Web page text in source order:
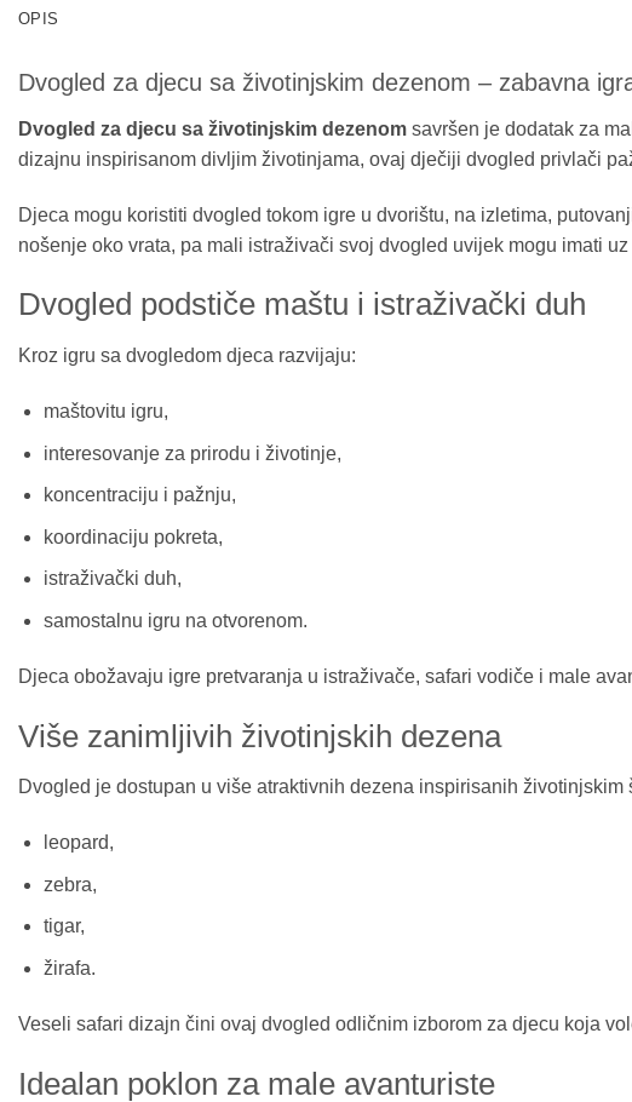
OPIS
Dvogled za djecu sa životinjskim dezenom – zabavna
Dvogled za djecu sa životinjskim dezenom savršen je dodatak za
dizajnu inspirisanom divljim životinjama, ovaj dječiji dvogled privlači
Djeca mogu koristiti dvogled tokom igre u dvorištu, na izletima,
nošenje oko vrata, pa mali istraživači svoj dvogled uvijek mogu imati uz
Dvogled podstiče maštu i istraživački duh
Kroz igru sa dvogledom djeca razvijaju:
maštovitu igru,
interesovanje za prirodu i životinje,
koncentraciju i pažnju,
koordinaciju pokreta,
istraživački duh,
samostalnu igru na otvorenom.
Djeca obožavaju igre pretvaranja u istraživače, safari vodiče i male
Više zanimljivih životinjskih dezena
Dvogled je dostupan u više atraktivnih dezena inspirisanih životinjskim
leopard,
zebra,
tigar,
žirafa.
Veseli safari dizajn čini ovaj dvogled odličnim izborom za djecu koja
Idealan poklon za male avanturiste